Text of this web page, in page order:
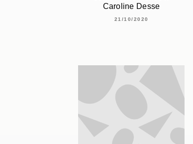
Caroline Desse
21/10/2020